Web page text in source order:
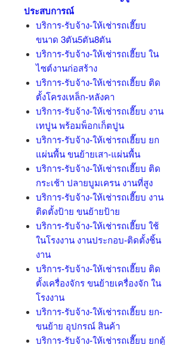
ประสบการณ์
บริการ-รับจ้าง-ให้เช่ารถเฮี๊ยบ
ขนาด 3ตัน5ตัน8ตัน
บริการ-รับจ้าง-ให้เช่ารถเฮี๊ยบ ใน
ไซต์งานก่อสร้าง
บริการ-รับจ้าง-ให้เช่ารถเฮี๊ยบ ติด
ตั้งโครงเหล็ก-หลังคา
บริการ-รับจ้าง-ให้เช่ารถเฮี๊ยบ งาน
เทปูน พร้อมพ็อกเก็ตปูน
บริการ-รับจ้าง-ให้เช่ารถเฮี๊ยบ ยก
แผ่นพื้น ขนย้ายเสา-แผ่นพื้น
บริการ-รับจ้าง-ให้เช่ารถเฮี๊ยบ ติด
กระเช้า ปลายบูมเครน งานที่สูง
บริการ-รับจ้าง-ให้เช่ารถเฮี๊ยบ งาน
ติดตั้งป้าย ขนย้ายป้าย
บริการ-รับจ้าง-ให้เช่ารถเฮี๊ยบ ใช้
ในโรงงาน งานประกอบ-ติดตั้งชิ้น
งาน
บริการ-รับจ้าง-ให้เช่ารถเฮี๊ยบ ติด
ตั้งเครื่องจักร ขนย้ายเครื่องจัก ใน
โรงงาน
บริการ-รับจ้าง-ให้เช่ารถเฮี๊ยบ ยก-
ขนย้าย อุปกรณ์ สินค้า
บริการ-รับจ้าง-ให้เช่ารถเฮี๊ยบ ยกตู้